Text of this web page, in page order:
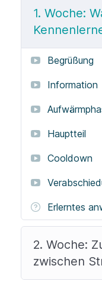
1. Woche:
Begrüßung
Information
Hauptteil
Cooldown
Erlerntes
2. Woche:
zwischen